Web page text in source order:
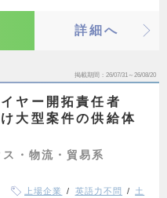
詳細へ
掲載期間 26/07/31～26/08/20
ヤー開拓責任者
大型案件の供給体
・物流・貿易系
上場企業 英語力不問
土